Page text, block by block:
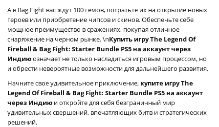
А в Bag Fight вас ждут 100 гемов, потратьте их на открытие новых
героев или приобретение чипсов и скинов. Обеспечьте себе
мощное преимущество в сражениях, покупая отличное
снаряжение на черном рынке. \nКупить игру The Legend Of
Fireball & Bag Fight: Starter Bundle PS5 на аккаунт через
Индиюозначает не только насладиться игровым процессом, но
и обрести невероятные возможности для дальнейшего развития.
Начните свое удивительное приключение, купите игру The
Legend Of Fireball & Bag Fight: Starter Bundle PS5 на аккаунт
через Индию и откройте для себя безграничный мир
удивительных свершений, впечатляющих битв и стратегических
решений.